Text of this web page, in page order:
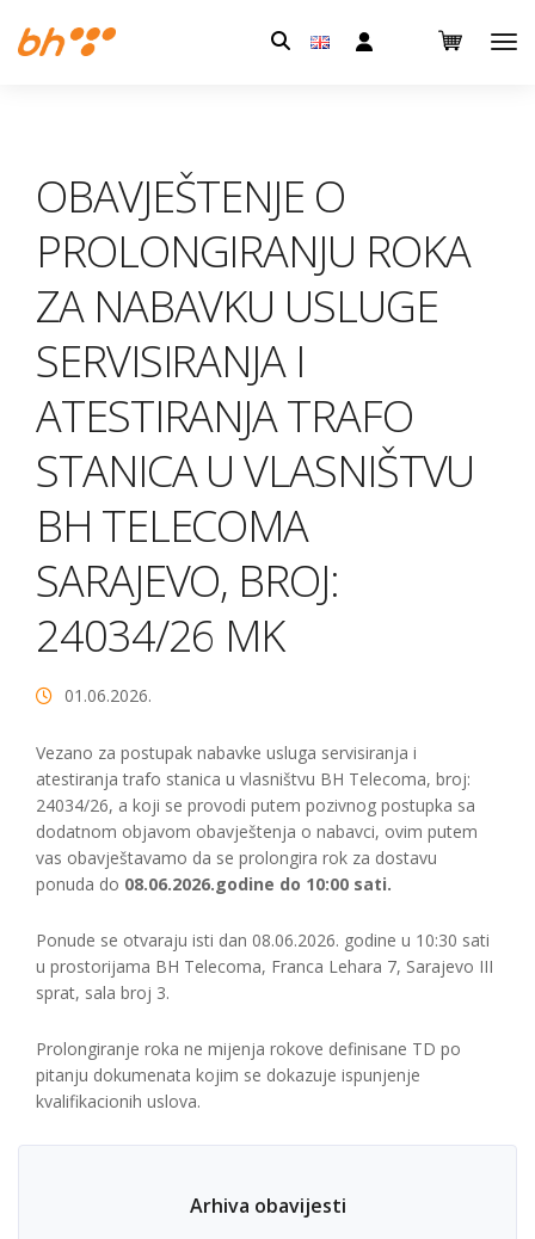
Pretraga:
OBAVJEŠTENJE O
PROLONGIRANJU ROKA
ZA NABAVKU USLUGE
SERVISIRANJA I
ATESTIRANJA TRAFO
STANICA U VLASNIŠTVU
BH TELECOMA
SARAJEVO, BROJ:
24034/26 MK
01.06.2026.
Vezano za postupak nabavke usluga servisiranja i
atestiranja trafo stanica u vlasništvu BH Telecoma, broj:
24034/26, a koji se provodi putem pozivnog postupka sa
dodatnom objavom obavještenja o nabavci, ovim putem
vas obavještavamo da se prolongira rok za dostavu
ponuda do 08.06.2026.godine do 10:00 sati.
Ponude se otvaraju isti dan 08.06.2026. godine u 10:30 sati
u prostorijama BH Telecoma, Franca Lehara 7, Sarajevo III
sprat, sala broj 3.
Prolongiranje roka ne mijenja rokove definisane TD po
pitanju dokumenata kojim se dokazuje ispunjenje
kvalifikacionih uslova.
Arhiva obavijesti